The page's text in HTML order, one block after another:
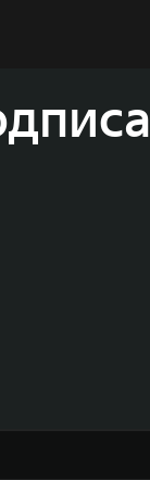
GWM входят 80
больше чем
исследований